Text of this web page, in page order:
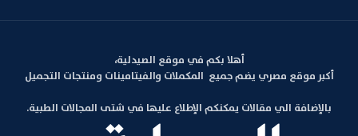
أهلا بكم في موقع الصيدلية،
أكبر موقع مصري يضم جميع المكملات والفيتامينات ومنتجات التجميل
بالإضافة الي مقالات يمكنكم الإطلاع عليها في شتى المجالات الطبية.